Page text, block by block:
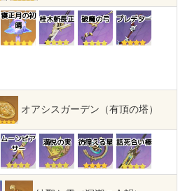
寝正月の初
晴
桂木斬長正 破魔の弓 プレデター
オアシスガーデン（有頂の塔）
ムーンピア
サー
満悦の実 彷徨える星 話死合い棒